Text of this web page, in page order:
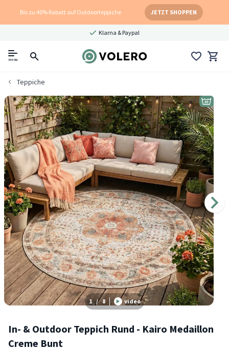
Bis zu 40% Rabatt auf Outdoorteppiche JETZT SHOPPEN
Klarna & Paypal
menu
Teppiche
1 / 8 video
In- & Outdoor Teppich Rund - Kairo Medaillon
Creme Bunt